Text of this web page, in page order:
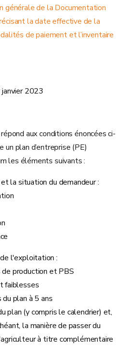
générale de la Documentation
la date effective de la
de paiement et l’inventaire
2023
aux conditions énoncées ci-
plan d’entreprise (PE)
les éléments suivants :
et la situation du demandeur :
l'exploitation :
de production et PBS
faiblesses
plan à 5 ans
plan (y compris le calendrier) et,
la manière de passer du
à titre complémentaire